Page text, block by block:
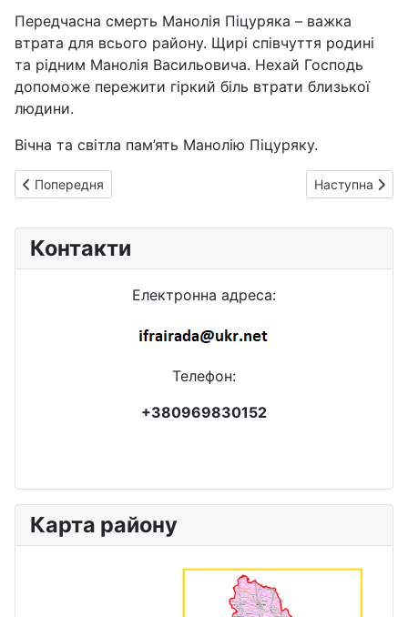
Передчасна смерть Манолія Піцуряка – важка
втрата для всього району. Щирі співчуття родині
та рідним Манолія Васильовича. Нехай Господь
допоможе пережити гіркий біль втрати близької
людини.
Вічна та світла пам’ять Манолію Піцуряку.
Попередня стаття: Укрзалізниця створила спеціальний
Попередня Наступна
Наступна
Контакти
Електронна адреса:
Телефон:
+380969830152
Карта району